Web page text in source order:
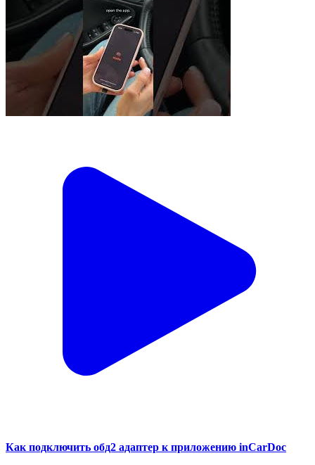
Как подключить обд2 адаптер к приложению inCarDoc